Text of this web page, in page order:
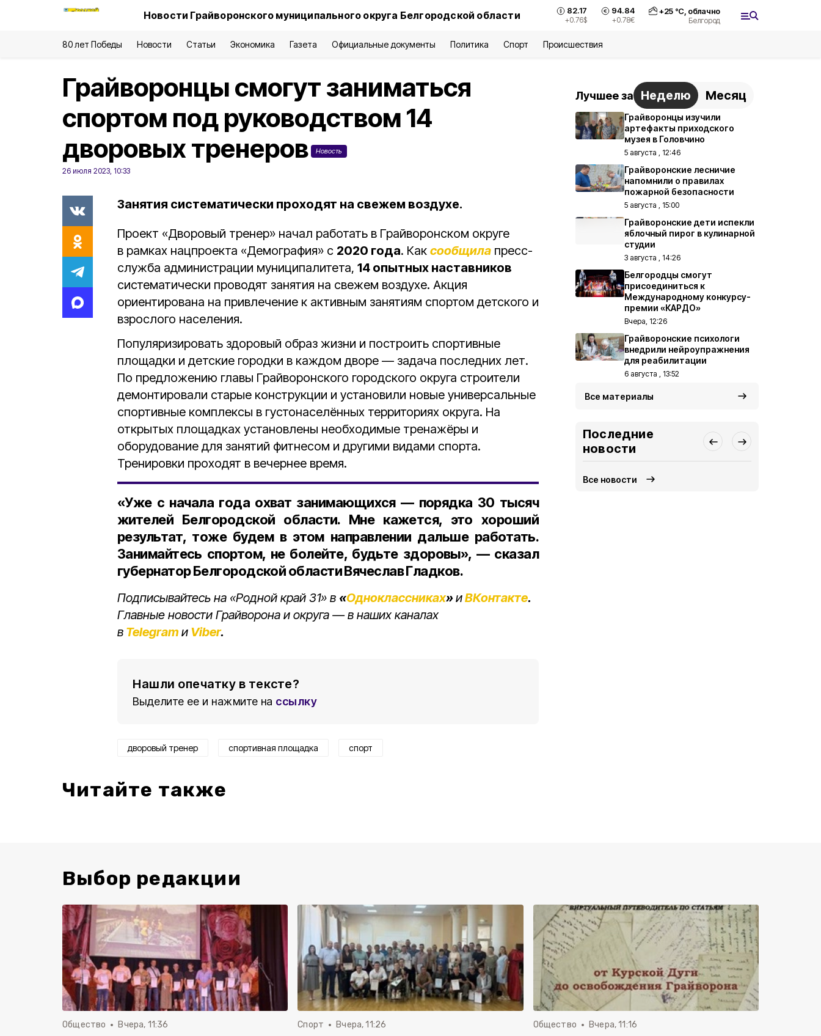
Новости Грайворонского муниципального округа Белгородской области 82.17
+0.76$
94.84
+0.78€
+25°С, облачно
Белгород
80 лет Победы Новости Статьи Экономика Газета Официальные документы Политика Спорт Происшествия
Грайворонцы смогут заниматься
спортом под руководством 14
дворовых тренеров
Новость
26 июля 2023, 10:33
Занятия систематически проходят на свежем воздухе.
Проект «Дворовый тренер» начал работать в Грайворонском округе
в рамках нацпроекта «Демография» с 2020 года. Как сообщила пресс-
служба администрации муниципалитета, 14 опытных наставников
систематически проводят занятия на свежем воздухе. Акция
ориентирована на привлечение к активным занятиям спортом детского и
взрослого населения.
Популяризировать здоровый образ жизни и построить спортивные
площадки и детские городки в каждом дворе — задача последних лет.
По предложению главы Грайворонского городского округа строители
демонтировали старые конструкции и установили новые универсальные
спортивные комплексы в густонаселённых территориях округа. На
открытых площадках установлены необходимые тренажёры и
оборудование для занятий фитнесом и другими видами спорта.
Тренировки проходят в вечернее время.
«Уже с начала года охват занимающихся — порядка 30 тысяч
жителей Белгородской области. Мне кажется, это хороший
результат, тоже будем в этом направлении дальше работать.
Занимайтесь спортом, не болейте, будьте здоровы», — сказал
губернатор Белгородской области Вячеслав Гладков.
Подписывайтесь на «Родной край 31» в «Одноклассниках»иВКонтакте.
Главные новости Грайворона и округа — в наших каналах
в Telegram и Viber.
Нашли опечатку в тексте?
Выделите ее и нажмите на ссылку
дворовый тренер спортивная площадка спорт
Читайте также
Лучшее за Неделю Месяц
Грайворонцы изучили
артефакты приходского
музея в Головчино
5 августа , 12:46
Грайворонские лесничие
напомнили о правилах
пожарной безопасности
5 августа , 15:00
Грайворонские дети испекли
яблочный пирог в кулинарной
студии
3 августа , 14:26
Белгородцы смогут
присоединиться к
Международному конкурсу-
премии «КАРДО»
Вчера, 12:26
Грайворонские психологи
внедрили нейроупражнения
для реабилитации
6 августа , 13:52
Все материалы
Последние
новости
Все новости
Выбор редакции
Общество Вчера, 11:36 Спорт Вчера, 11:26 Общество Вчера, 11:16